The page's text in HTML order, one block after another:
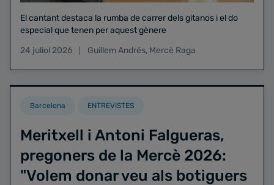
El cantant destaca la rumba de carrer dels gitanos i el do
especial que tenen per aquest gènere
24 juliol 2026
Guillem Andrés, Mercè Raga
Barcelona ENTREVISTES
Meritxell i Antoni Falgueras,
pregoners de la Mercè 2026:
"Volem donar veu als botiguers